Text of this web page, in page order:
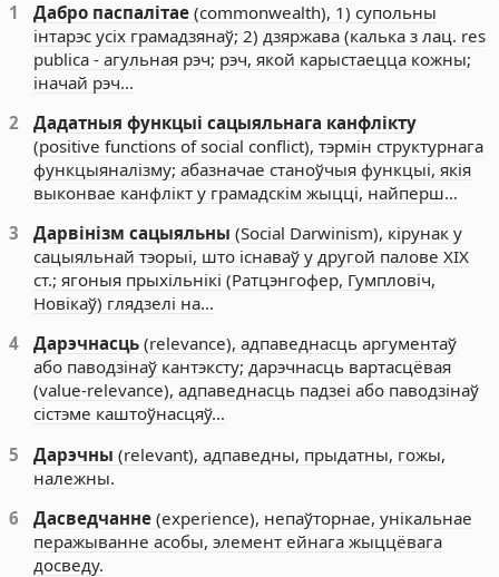
1 Дабро паспалітае (commonwealth), 1) супольны
інтарэс усіх грамадзянаў; 2) дзяржава (калька з лац. res
publica - агульная рэч; рэч, якой карыстаецца кожны;
іначай рэч…
2
Дадатныя функцыі сацыяльнага канфлікту
(positive functions of social conflict), тэрмін структурнага
функцыяналізму; абазначае станоўчыя функцыі, якія
выконвае канфлікт у грамадскім жыцці, найперш…
3
Дарвінізм сацыяльны (Social Darwinism), кірунак у
сацыяльнай тэорыі, што існаваў у другой палове ХІХ
ст.; ягоныя прыхільнікі (Ратцэнгофер, Гумпловіч,
Новікаў) глядзелі на…
4
Дарэчнасць (relevance), адпаведнасць аргументаў
або паводзінаў кантэксту; дарэчнасць вартасцёвая
(value-relevance), адпаведнасць падзеі або паводзінаў
сістэме каштоўнасцяў…
5
Дарэчны (relevant), адпаведны, прыдатны, гожы,
належны.
6
Дасведчанне (experience), непаўторнае, унікальнае
перажыванне асобы, элемент ейнага жыццёвага
досведу.